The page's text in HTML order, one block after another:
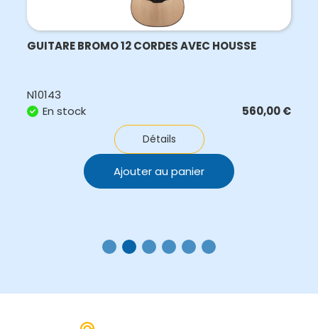
GUITARE BROMO 12 CORDES AVEC HOUSSE
N10143
En stock
560,00€
Détails
Ajouter au panier